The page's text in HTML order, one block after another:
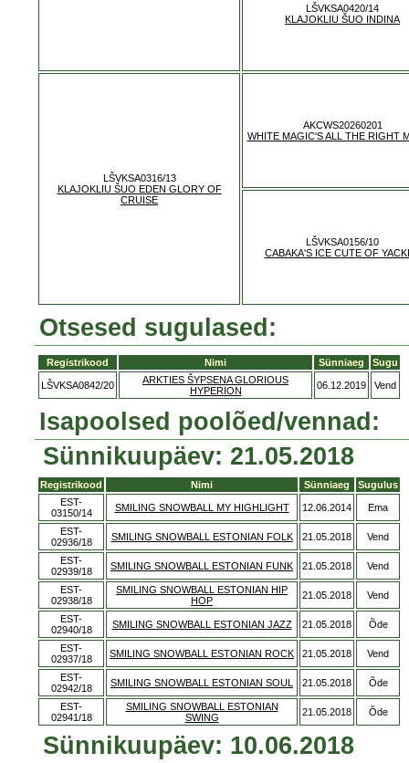
LŠVKSA0420/14
KLAJOKLIU ŠUO INDINA
LŠVKSA0316/13
KLAJOKLIU ŠUO EDEN GLORY OF
CRUISE
AKCWS20260201
WHITE MAGIC'S ALL THE RIGHT
LŠVKSA0156/10
CABAKA'S ICE CUTE OF
Otsesed sugulased:
Registrikood Nimi Sünniaeg Sugu
LŠVKSA0842/20
ARKTIES ŠYPSENA GLORIOUS
HYPERION
06.12.2019 Vend
Isapoolsed poolõed/vennad:
Sünnikuupäev: 21.05.2018
Registrikood Nimi Sünniaeg
Sugulus
EST-
03150/14
SMILING SNOWBALL MY HIGHLIGHT 12.06.2014 Ema
EST-
02936/18
SMILING SNOWBALL ESTONIAN FOLK 21.05.2018 Vend
EST-
02939/18
SMILING SNOWBALL ESTONIAN FUNK 21.05.2018 Vend
EST-
02938/18
SMILING SNOWBALL ESTONIAN HIP
HOP
21.05.2018 Vend
EST-
02940/18
SMILING SNOWBALL ESTONIAN JAZZ 21.05.2018 Õde
EST-
02937/18
SMILING SNOWBALL ESTONIAN ROCK 21.05.2018 Vend
EST-
02942/18
SMILING SNOWBALL ESTONIAN SOUL 21.05.2018 Õde
EST-
02941/18
SMILING SNOWBALL ESTONIAN
SWING
21.05.2018 Õde
Sünnikuupäev: 10.06.2018